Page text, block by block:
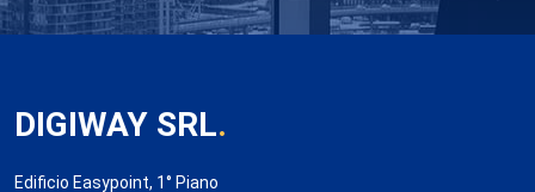
DIGIWAY SRL.
Edificio Easypoint, 1° Piano